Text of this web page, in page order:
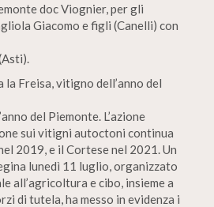
doc Viognier, per gli
Giacomo e figli (Canelli) con
Freisa, vitigno dell’anno del
del Piemonte. L’azione
sui vitigni autoctoni continua
2019, e il Cortese nel 2021. Un
lunedì 11 luglio, organizzato
all’agricoltura e cibo, insieme a
di tutela, ha messo in evidenza i